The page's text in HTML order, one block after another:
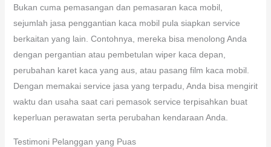
Bukan cuma pemasangan dan pemasaran kaca mobil,
sejumlah jasa penggantian kaca mobil pula siapkan service
berkaitan yang lain. Contohnya, mereka bisa menolong Anda
dengan pergantian atau pembetulan wiper kaca depan,
perubahan karet kaca yang aus, atau pasang film kaca mobil.
Dengan memakai service jasa yang terpadu, Anda bisa mengirit
waktu dan usaha saat cari pemasok service terpisahkan buat
keperluan perawatan serta perubahan kendaraan Anda.
Testimoni Pelanggan yang Puas